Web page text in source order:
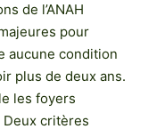
de l’ANAH
pour
aucune condition
plus de deux ans.
les foyers
critères